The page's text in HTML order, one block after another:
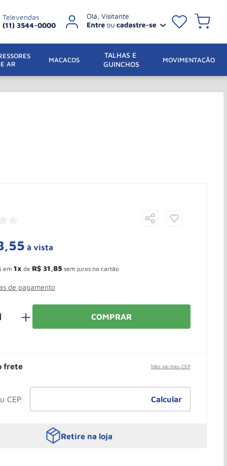
Televendas
(11) 3544-0000
AR
MACACOS
TALHAS E
GUINCHOS
MOVIMENTAÇÃO
,55 à vista
em 1 de R$ 31,85 sem juros no cartão
de pagamento
＋ COMPRAR
frete Não sei meu CEP
Retire na loja